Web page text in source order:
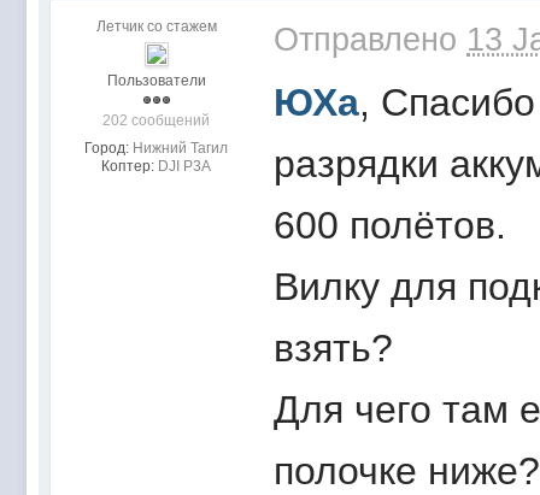
Летчик со стажем
Пользователи
202 сообщений
Город: Нижний Тагил
Коптер: DJI P3A
Отправлено 13
ЮХа,
разрядки
600 полётов.
Вилку для
взять?
Для чего там
полочке ниже?